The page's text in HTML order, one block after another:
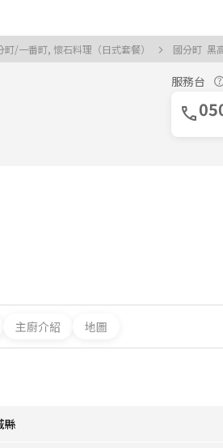
町/一番町, 懷石料理（日式套餐） 國分町 黑
服務台
主廚介紹 地圖
縣